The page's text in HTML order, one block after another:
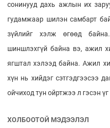
сонинууд дахь ажлын их
гудамжаар шилэн самбарт
зүйлийг хэлж өгөөд
шиншлэхгүй байна вэ, ажил
ягштал хэлээд байна. Ажил
хүн нь хийдэг сэтгэдгээсээ
ойчиход тун ойртжээ л гэсэн
ХОЛБООТОЙ МЭДЭЭЛЭЛ